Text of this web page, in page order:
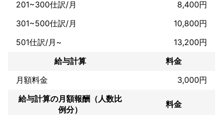
201~300仕訳/月
8,400円
301~500仕訳/月
10,800円
501仕訳/月~
13,200円
給与計算
料金
月額料金
3,000円
給与計算の月額報酬（人数比
例分）
料金